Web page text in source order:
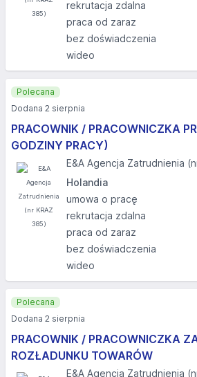
rekrutacja zdalna
praca od zaraz
bez doświadczenia
wideo
PRACOWNIK / PRACOWNICZKA
GODZINY PRACY)
E&A Agencja Zatrudnienia
Holandia
umowa o pracę
rekrutacja zdalna
praca od zaraz
bez doświadczenia
wideo
Polecana
Dodana 2 sierpnia
PRACOWNIK / PRACOWNICZKA
ROZŁADUNKU TOWARÓW
E&A Agencja Zatrudnienia
Polecana
Dodana 2 sierpnia